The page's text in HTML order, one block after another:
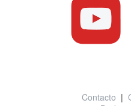
Contacto |